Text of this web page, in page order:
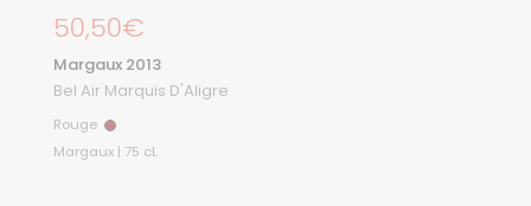
Prix régulier
50,50€
Margaux 2013
Bel Air Marquis D'Aligre
Rouge Rouge
Margaux | 75 cL